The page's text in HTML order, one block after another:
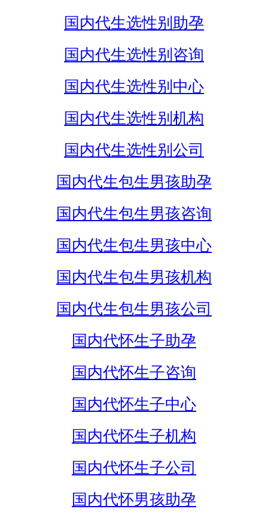
国内代生选性别助孕
国内代生选性别咨询
国内代生选性别中心
国内代生选性别机构
国内代生选性别公司
国内代生包生男孩助孕
国内代生包生男孩咨询
国内代生包生男孩中心
国内代生包生男孩机构
国内代生包生男孩公司
国内代怀生子助孕
国内代怀生子咨询
国内代怀生子中心
国内代怀生子机构
国内代怀生子公司
国内代怀男孩助孕